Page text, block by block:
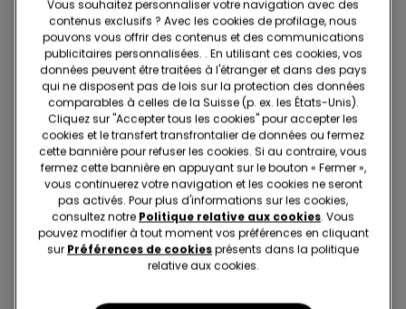
Easywear 2+1 offert
3 Couleurs
Legging Basique Coton
17.95 CHF
Coton biologique
Easywear 2+1 offert
1 Couleur
Leggings en Coton
Biologique
16.95 CHF
Vous souhaitez personnaliser votre navigation avec des
contenus exclusifs ? Avec les cookies de profilage, nous
pouvons vous offrir des contenus et des communications
publicitaires personnalisées. . En utilisant ces cookies, vos
données peuvent être traitées à l'étranger et dans des pays
qui ne disposent pas de lois sur la protection des données
comparables à celles de la Suisse (p. ex. les États-Unis).
Cliquez sur "Accepter tous les cookies" pour accepter les
cookies et le transfert transfrontalier de données ou fermez
cette bannière pour refuser les cookies. Si au contraire, vous
fermez cette bannière en appuyant sur le bouton « Fermer »,
vous continuerez votre navigation et les cookies ne seront
pas activés. Pour plus d'informations sur les cookies,
consultez notre Politique relative aux cookies. Vous
pouvez modifier à tout moment vos préférences en cliquant
sur Préférences de cookiesprésents dans la politique
relative aux cookies.